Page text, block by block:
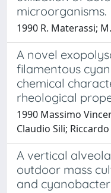
microorganisms.
1990 R. Materassi;
A novel
filamentous
chemical
rheological
1990 Massimo
Claudio Sili;
A vertical
outdoor mass
and